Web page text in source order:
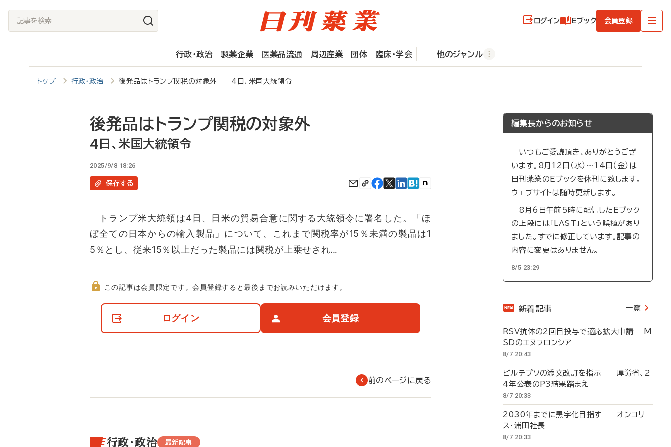
記
事
ログイン Eブック 会員登録
行政・政治 製薬企業 医薬品流通 周辺産業 団体 臨床・学会 他のジャンル
トップ 行政・政治 後発品はトランプ関税の対象外 4日、米国大統領令
後発品はトランプ関税の対象外
4日、米国大統領令
2025/9/8 18:26
保存する
トランプ米大統領は4日、日米の貿易合意に関する大統領令に署名した。「ほ
ぼ全ての日本からの輸入製品」について、これまで関税率が15％未満の製品は1
5％とし、従来15％以上だった製品には関税が上乗せされ…
て
この記事は会員限定です。会員登録すると最後までお読みいただけます。
ログイン 会員登録
前のページに戻る
行政・政治 最新記事
編集長からのお知らせ
いつもご愛読頂き、ありがとうござ
います。8月12日（水）～14日（金）は
日刊薬業のEブックを休刊に致します。
ウェブサイトは随時更新します。
8月6日午前5時に配信したEブック
の上段には「LAST」という誤植があり
ました。すでに修正しています。記事の
内容に変更はありません。
8/5 23:29
新着記事 一覧
RSV抗体の2回目投与で適応拡大申請 M
SDのエヌフロンシア
8/7 20:43
ビルテプソの添文改訂を指示 厚労省、2
4年公表のP3結果踏まえ
8/7 20:33
2030年までに黒字化目指す オンコリ
ス・浦田社長
8/7 20:33